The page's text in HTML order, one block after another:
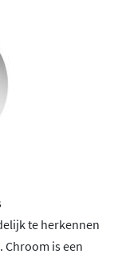
te herkennen
. Chroom is een